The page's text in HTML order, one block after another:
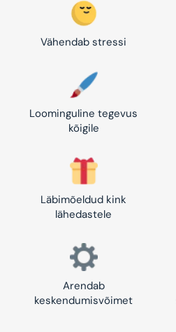
Vähendab stressi
Loominguline tegevus
kõigile
Läbimõeldud kink
lähedastele
Arendab
keskendumisvõimet